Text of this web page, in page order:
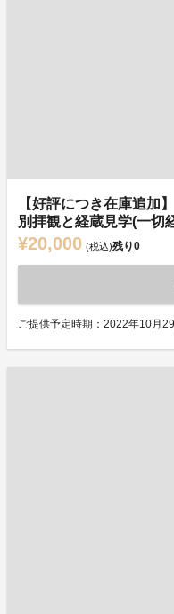
【好評につき在庫追
別拝観と経蔵見学(一切
¥20,000 (税込)残り0
ご提供予定時期：2022年10月